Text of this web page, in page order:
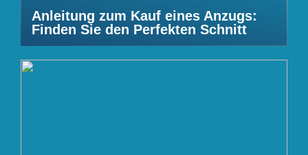
Anleitung zum Kauf eines Anzugs:
Finden Sie den Perfekten Schnitt